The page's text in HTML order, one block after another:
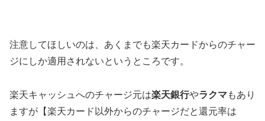
注意してほしいのは、あくまでも楽天カードからのチャー
ジにしか適用されないというところです。
楽天キャッシュへのチャージ元は楽天銀行やラクマ もあり
ますが【楽天カード以外からのチャージだと還元率は